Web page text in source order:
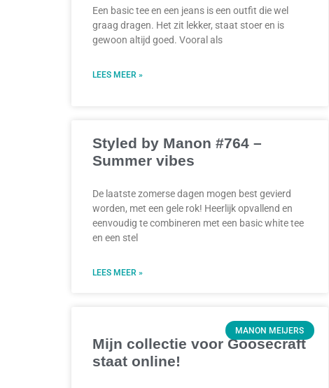
Een basic tee en een jeans is een outfit die wel
graag dragen. Het zit lekker, staat stoer en is
gewoon altijd goed. Vooral als
LEES MEER »
Styled by Manon #764 –
Summer vibes
De laatste zomerse dagen mogen best gevierd
worden, met een gele rok! Heerlijk opvallend en
eenvoudig te combineren met een basic white tee
en een stel
LEES MEER »
MANON MEIJERS
Mijn collectie voor Goosecraft
staat online!